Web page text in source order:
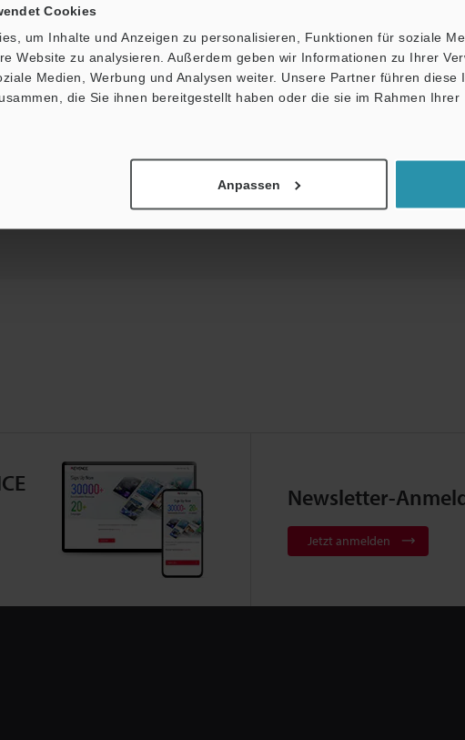
Cookies
um Inhalte und Anzeigen zu personalisieren, Funktionen für soziale
Website zu analysieren. Außerdem geben wir Informationen zu Ihrer
Medien, Werbung und Analysen weiter. Unsere Partner führen diese
die Sie ihnen bereitgestellt haben oder die sie im Rahmen Ihrer
Anpassen
Leitfäden Datenblatt (PDF) CAD / CAE
Produktpalette:
Newsletter-
Jetzt anmelden